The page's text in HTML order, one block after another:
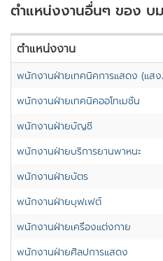
ตำแหน่งงานอื่นๆ ของ บ
ตำแหน่งงาน
พนักงานฝ่ายเทคนิคการแสดง (แส
พนักงานฝ่ายเทคนิคออโทเมชั่น
พนักงานฝ่ายบัญชี
พนักงานฝ่ายบริการยานพาหนะ
พนักงานฝ่ายบัตร
พนักงานฝ่ายบุฟเฟต์
พนักงานฝ่ายเครื่องแต่งกาย
พนักงานฝ่ายศิลปการแสดง